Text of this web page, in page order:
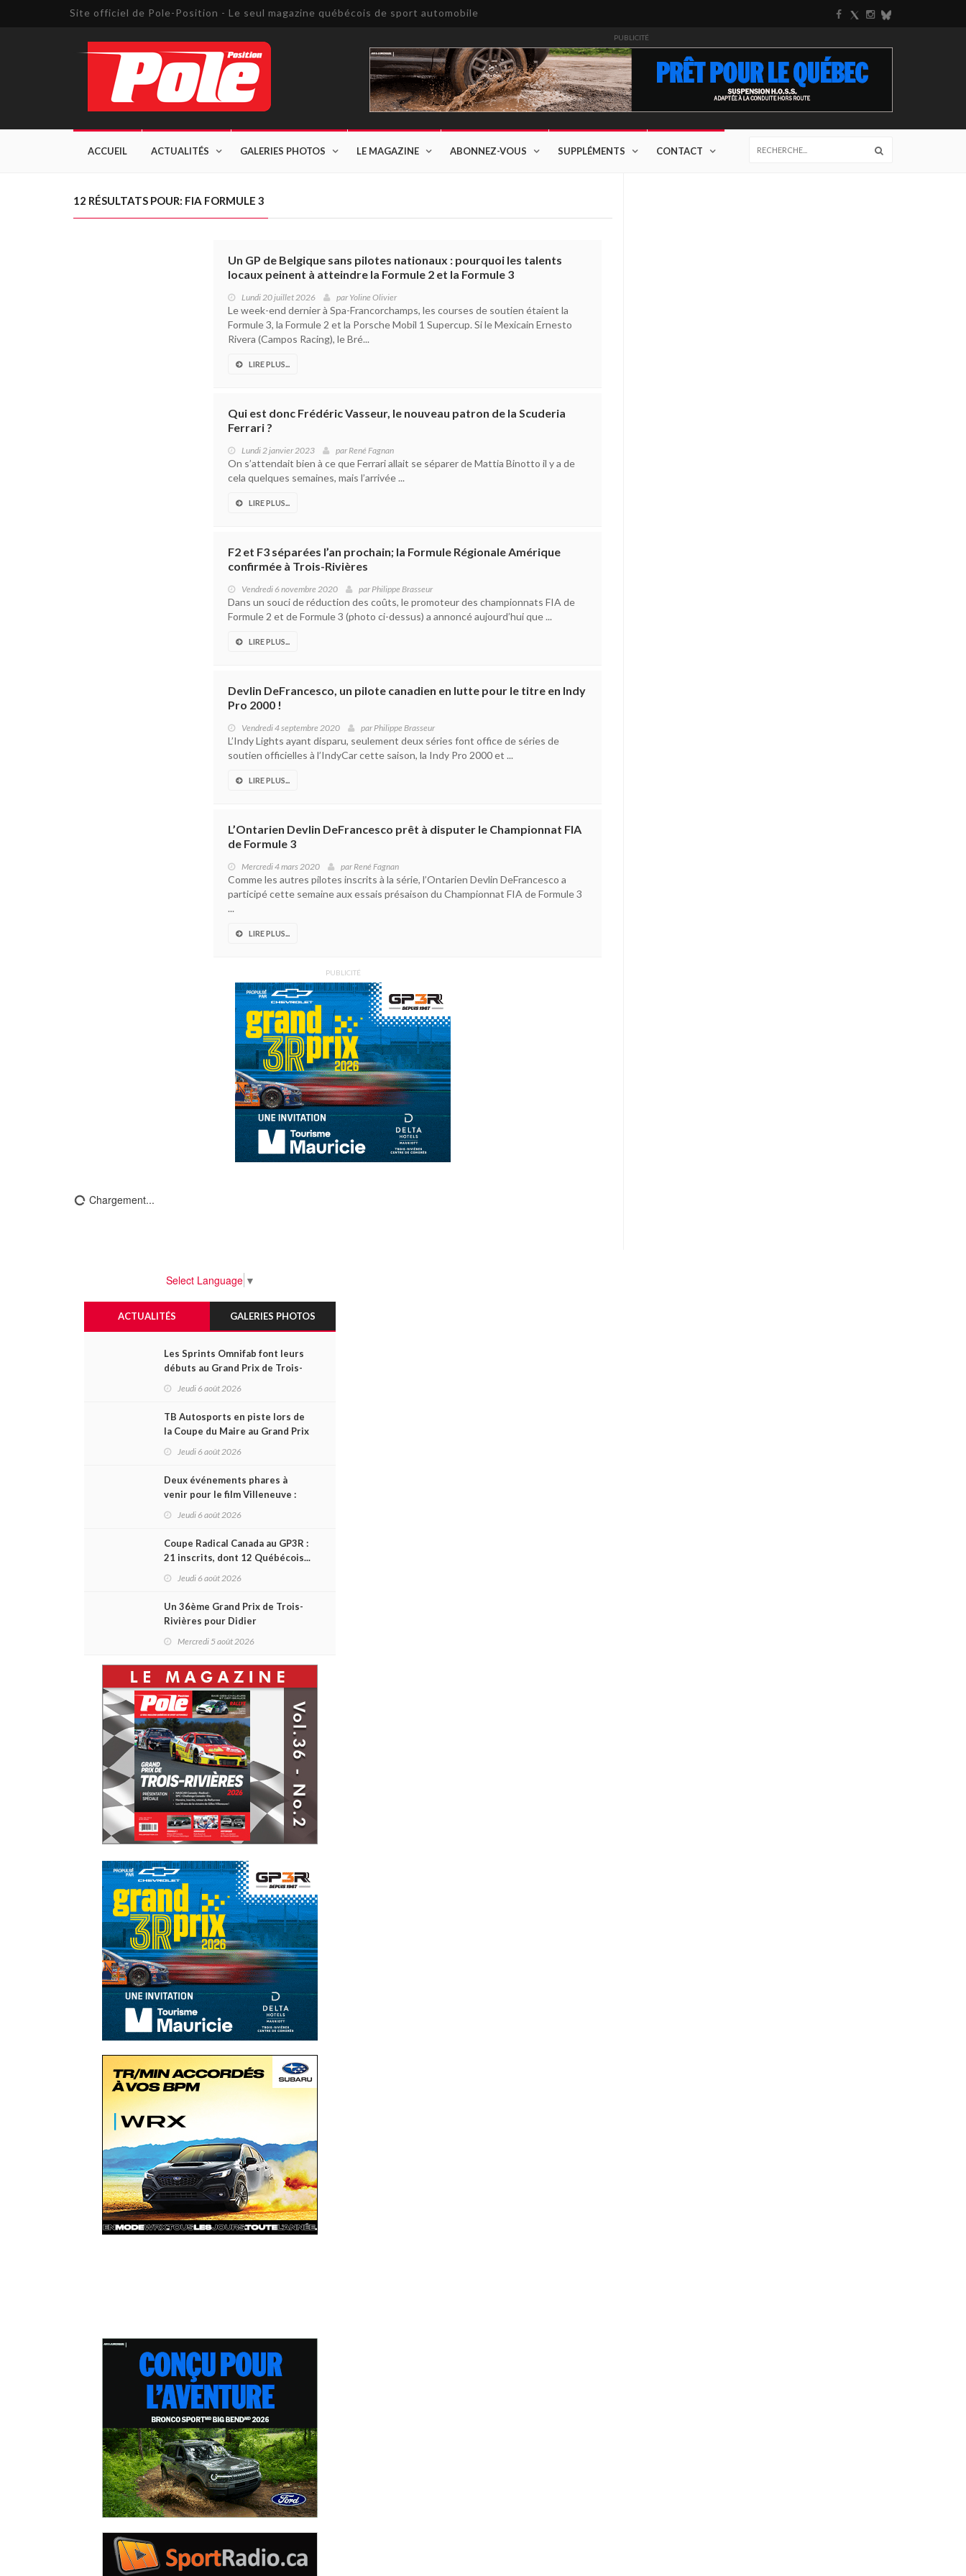
Site officiel de Pole-Position - Le seul magazine québécois de sport automobile
PUBLICITÉ
ACCUEIL ACTUALITÉS GALERIES PHOTOS LE MAGAZINE ABONNEZ-VOUS SUPPLÉMENTS CONTACT
12 RÉSULTATS POUR: FIA FORMULE 3
Un GP de Belgique sans pilotes nationaux : pourquoi les talents
locaux peinent à atteindre la Formule 2 et la Formule 3
Lundi 20 juillet 2026 par Yoline Olivier
Le week-end dernier à Spa-Francorchamps, les courses de soutien étaient la
Formule 3, la Formule 2 et la Porsche Mobil 1 Supercup. Si le Mexicain Ernesto
Rivera (Campos Racing), le Bré...
LIRE PLUS...
Qui est donc Frédéric Vasseur, le nouveau patron de la Scuderia
Ferrari ?
Lundi 2 janvier 2023 parRené Fagnan
On s’attendait bien à ce que Ferrari allait se séparer de Mattia Binotto il y a de
cela quelques semaines, mais l’arrivée ...
LIRE PLUS...
F2 et F3 séparées l’an prochain; la Formule Régionale Amérique
confirmée à Trois-Rivières
Vendredi 6 novembre 2020 parPhilippe Brasseur
Dans un souci de réduction des coûts, le promoteur des championnats FIA de
Formule 2 et de Formule 3 (photo ci-dessus) a annoncé aujourd’hui que ...
LIRE PLUS...
Devlin DeFrancesco, un pilote canadien en lutte pour le titre en Indy
Pro 2000 !
Vendredi 4 septembre 2020 parPhilippe Brasseur
L’Indy Lights ayant disparu, seulement deux séries font office de séries de
soutien officielles à l’IndyCar cette saison, la Indy Pro 2000 et ...
LIRE PLUS...
L’Ontarien Devlin DeFrancesco prêt à disputer le Championnat FIA
de Formule 3
Mercredi 4 mars 2020 parRené Fagnan
Comme les autres pilotes inscrits à la série, l’Ontarien Devlin DeFrancesco a
participé cette semaine aux essais présaison du Championnat FIA de Formule 3
...
LIRE PLUS...
PUBLICITÉ
Chargement...
Select Language ▼
ACTUALITÉS GALERIES PHOTOS
Les Sprints Omnifab font leurs
débuts au Grand Prix de Trois-
Rivières avec un format inspiré
Jeudi 6 août 2026
TB Autosports en piste lors de
la Coupe du Maire au Grand Prix
de Trois-Rivières
Jeudi 6 août 2026
Deux événements phares à
venir pour le film Villeneuve :
L'ascension d'une légende (+
Jeudi 6 août 2026
Coupe Radical Canada au GP3R :
21 inscrits, dont 12 Québécois...
et un premier gain d'Antoine
Jeudi 6 août 2026
Un 36ème Grand Prix de Trois-
Rivières pour Didier
Schraenen... et une première en
Mercredi 5 août 2026